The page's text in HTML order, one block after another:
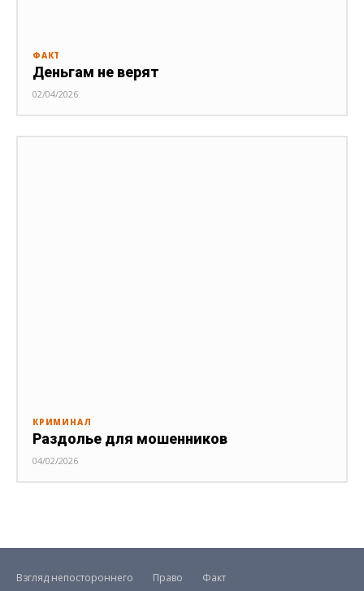
ФАКТ
Деньгам не верят
02/04/2026
КРИМИНАЛ
Раздолье для мошенников
04/02/2026
Взгляд непостороннего Право Факт